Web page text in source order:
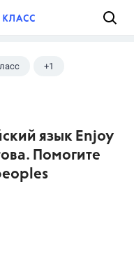
+1
язык Enjoy
Помогите